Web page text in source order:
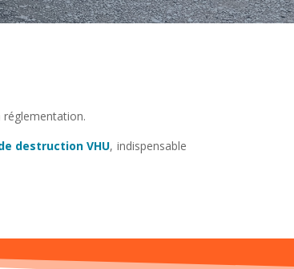
destruction VHU, indispensable